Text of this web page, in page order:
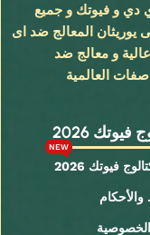
دي و فيوتك و جميع
يوريثان المعالج ضد اى
و معالج ضد
العالمية
فيوتك 2026
فيوتك 2026
NEW